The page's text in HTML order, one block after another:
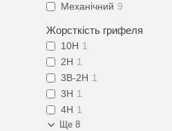
Механічний 9
Жорсткість грифеля
10H 1
2H 1
3B-2H 1
3H 1
4H 1
Ще 8